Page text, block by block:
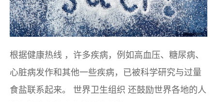
根据健康热线 ，许多疾病，例如高血压、糖尿病、
心脏病发作和其他一些疾病，已被科学研究与过量
食盐联系起来。 世界卫生组织 还鼓励世界各地的人